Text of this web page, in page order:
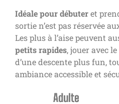
Idéale pour débuteret
sortie n’est pas réservée
Les plus à l’aise peuvent
petits rapides, jouer avec
d’une descente plus fun,
ambiance accessible et
Adulte